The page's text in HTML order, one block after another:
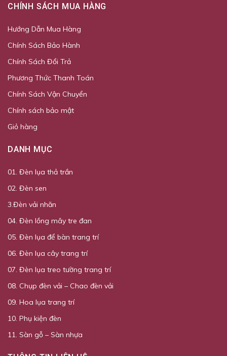
CHÍNH SÁCH MUA HÀNG
Hướng Dẫn Mua Hàng
Chính Sách Bảo Hành
Chính Sách Đổi Trả
Phương Thức Thanh Toán
Chính Sách Vận Chuyển
Chính sách bảo mật
Giỏ hàng
DANH MỤC
01. Đèn lụa thả trần
02. Đèn sen
3.Đèn vải nhăn
04. Đèn lồng mây tre đan
05. Đèn lụa để bàn trang trí
06. Đèn lụa cây trang trí
07. Đèn lụa treo tường trang trí
08. Chụp đèn vải – Chao đèn vải
09. Hoa lụa trang trí
10. Phụ kiện đèn
11. Sàn gỗ – Sàn nhựa